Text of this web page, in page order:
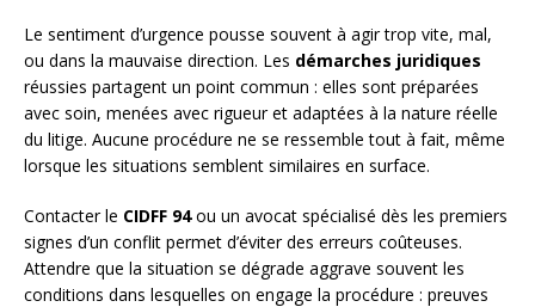
Le sentiment d’urgence pousse souvent à agir trop vite, mal,
ou dans la mauvaise direction. Les démarches juridiques
réussies partagent un point commun : elles sont préparées
avec soin, menées avec rigueur et adaptées à la nature réelle
du litige. Aucune procédure ne se ressemble tout à fait, même
lorsque les situations semblent similaires en surface.
Contacter le CIDFF 94ou un avocat spécialisé dès les premiers
signes d’un conflit permet d’éviter des erreurs coûteuses.
Attendre que la situation se dégrade aggrave souvent les
conditions dans lesquelles on engage la procédure : preuves